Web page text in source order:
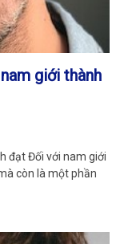
giới thành
đạt Đối với nam giới
còn là một phần